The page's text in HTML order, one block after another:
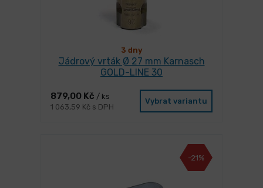
3 dny
Jádrový vrták Ø 27 mm Karnasch
GOLD-LINE 30
879,00 Kč / ks
1 063,59 Kč s DPH
Vybrat variantu
-21%